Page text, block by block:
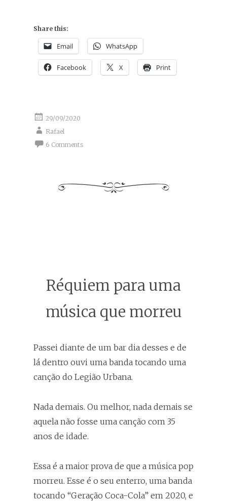
Share this:
Email WhatsApp
Facebook X Print
29/09/2020
Rafael
6 Comments
Réquiem para uma
música que morreu
Passei diante de um bar dia desses e de
lá dentro ouvi uma banda tocando uma
canção do Legião Urbana.
Nada demais. Ou melhor, nada demais se
aquela não fosse uma canção com 35
anos de idade.
Essa é a maior prova de que a música pop
morreu. Esse é o seu enterro, uma banda
tocando “Geração Coca-Cola” em 2020, e